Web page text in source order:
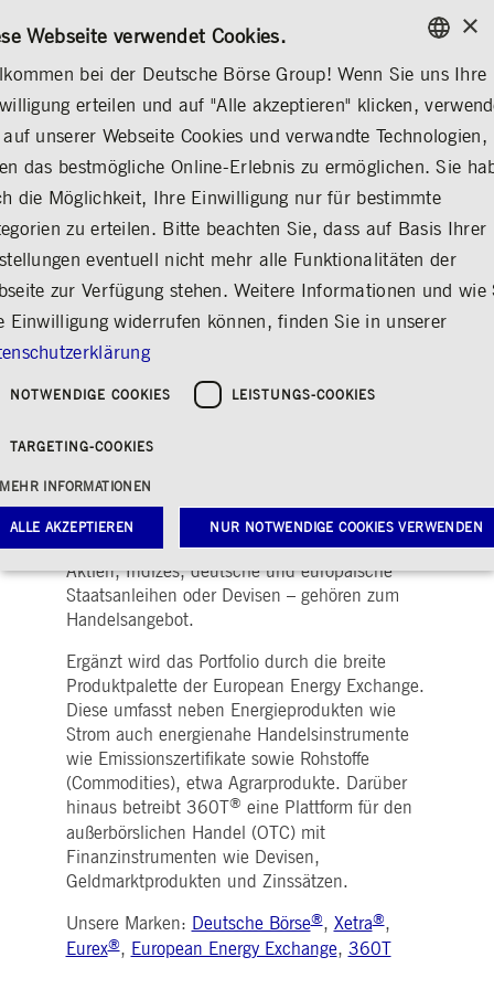
KONTAKT
HANDELFrankfurter WertpapierbörseHandelsplätzeRegelwerke
Handel Teilen Drucken
We make markets work
Die Deutsche Börse Group betreibt regulierte
Handelsplätze für eine Vielzahl von Produkten
(ETPs), Anleihen und viele weitere. Der Handel
wird über die Plattformen Deutsche Börse
Xetra und Deutsche Börse Frankfurt
abgewickelt. Auch Derivate, Terminprodukte,
die auf anderen Anlageklassen basieren - etwa
Aktien, Indizes, deutsche und europäische
Staatsanleihen oder Devisen – gehören zum
Handelsangebot.
Ergänzt wird das Portfolio durch die breite
Produktpalette der European Energy Exchange.
Diese umfasst neben Energieprodukten wie
Strom auch energienahe Handelsinstrumente
wie Emissionszertifikate sowie Rohstoffe
(Commodities), etwa Agrarprodukte. Darüber
hinaus betreibt 360T® eine Plattform für den
außerbörslichen Handel (OTC) mit
Finanzinstrumenten wie Devisen,
Geldmarktprodukten und Zinssätzen.
Unsere Marken: Deutsche Börse®, Xetra®,
Eurex®, European Energy Exchange, 360T
ENGLISH
ENGLISH
×
Webseite verwendet Cookies.
bei der Deutsche Börse Group! Wenn Sie uns Ihre
erteilen und auf "Alle akzeptieren" klicken,
unserer Webseite Cookies und verwandte Technologien,
das bestmögliche Online-Erlebnis zu ermöglichen. Sie
die Möglichkeit, Ihre Einwilligung nur für bestimmte
zu erteilen. Bitte beachten Sie, dass auf Basis Ihrer
eventuell nicht mehr alle Funktionalitäten der
zur Verfügung stehen. Weitere Informationen und wie
Einwilligung widerrufen können, finden Sie in unserer
NOTWENDIGE COOKIES LEISTUNGS-COOKIES
TARGETING-COOKIES
MEHR INFORMATIONEN
ALLE AKZEPTIEREN NUR NOTWENDIGE COOKIES VERWENDEN
Notwendige Cookies
Cookies ermöglichen Kernfunktionen der Website wie Benutzeranmeldung und
Ohne diese notwendigen Cookies kann die Website nicht richtig genutzt werden.
Anbieter / Domain
Gültig
bis
Beschreibung
www.deutsche-
boerse.com
Sitzung
Dieses Cookie wird vom
Application Gateway
zusätzlich zu
www.deutsche-
boerse.com
Sitzung
Dieses Cookie wird vom
Application Gateway
verwendet, um eine
Sitzung